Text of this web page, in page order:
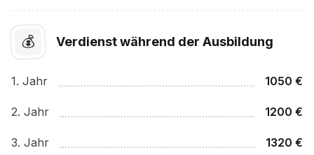
💰 Verdienst während der Ausbildung
1. Jahr 1050 €
2. Jahr 1200 €
3. Jahr 1320 €